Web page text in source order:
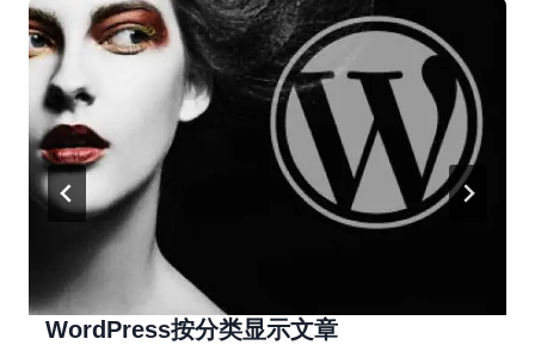
WordPress按分类显示文章